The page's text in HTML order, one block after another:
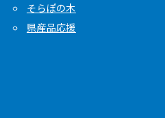
そらぽの木
県産品応援